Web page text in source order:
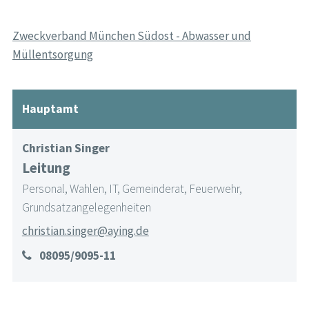
Zweckverband München Südost - Abwasser und
Müllentsorgung
Hauptamt
Christian Singer
Leitung
Personal, Wahlen, IT, Gemeinderat, Feuerwehr,
Grundsatzangelegenheiten
christian.singer@aying.de
08095/9095-11